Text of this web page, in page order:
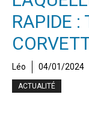
RAPIDE :
Léo 04/01/2024
ACTUALITÉ